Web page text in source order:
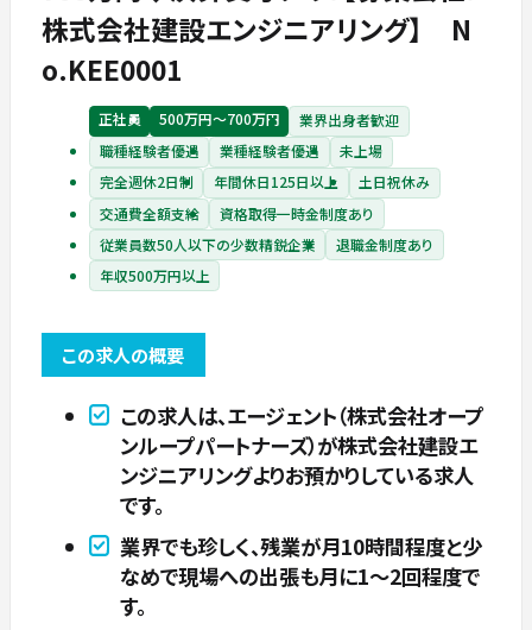
株式会社建設エンジニアリング】 N
o.KEE0001
正社員 500万円〜700万円
業界出身者歓迎
職種経験者優遇
業種経験者優遇
未上場
完全週休2日制
年間休日125日以上
土日祝休み
交通費全額支給
資格取得一時金制度あり
従業員数50人以下の少数精鋭企業
退職金制度あり
年収500万円以上
この求人の概要
この求人は、エージェント（株式会社オープ
ンループパートナーズ）が株式会社建設エ
ンジニアリングよりお預かりしている求人
です。
業界でも珍しく、残業が月10時間程度と少
なめで現場への出張も月に1～2回程度で
す。